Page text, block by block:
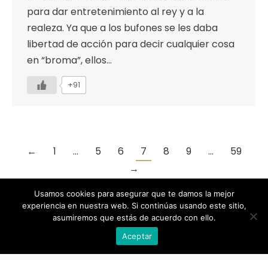
para dar entretenimiento al rey y a la
realeza. Ya que a los bufones se les daba
libertad de acción para decir cualquier cosa
en “broma”, ellos…
+91
← 1 … 5 6 7 8 9 …
59
→
Designed by Animation Graphics
POLÍTICA DE PRIVACIDAD |COOKIES |
Usamos cookies para asegurar que te damos la mejor
experiencia en nuestra web. Si continúas usando este sitio,
asumiremos que estás de acuerdo con ello.
Aceptar